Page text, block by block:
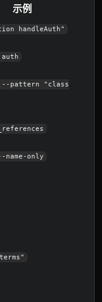
示例
handleAuth"
--pattern "class
only